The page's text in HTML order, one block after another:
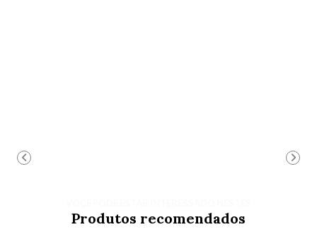
Produtos recomendados